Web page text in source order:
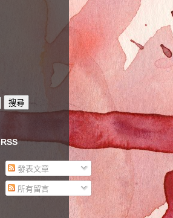
RSS
發表文章
所有留言